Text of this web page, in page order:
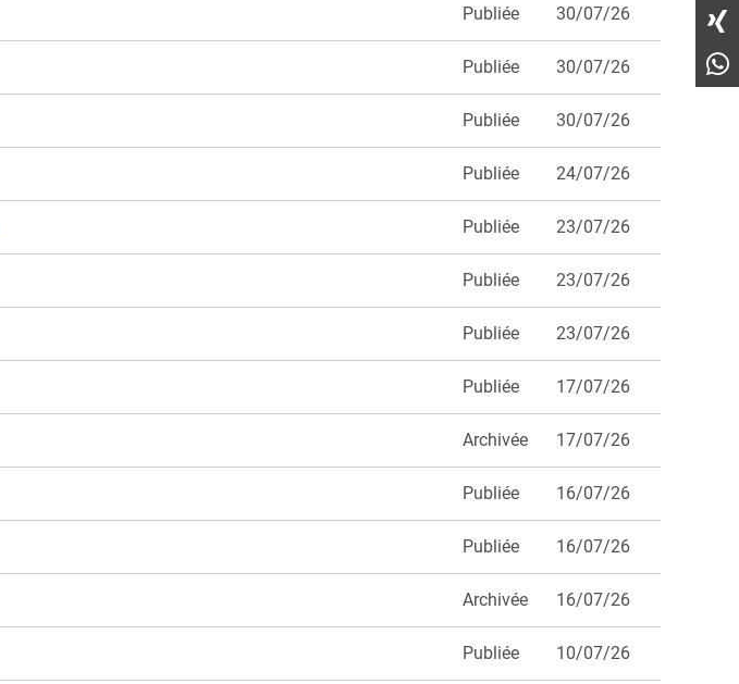
Publiée 30/07/26
Publiée 30/07/26
Publiée 30/07/26
Publiée 24/07/26
Publiée 23/07/26
Publiée 23/07/26
Publiée 23/07/26
Publiée 17/07/26
Archivée 17/07/26
Publiée 16/07/26
Publiée 16/07/26
Archivée 16/07/26
Publiée 10/07/26